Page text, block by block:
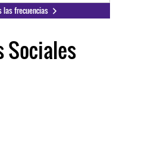
las frecuencias
Sociales